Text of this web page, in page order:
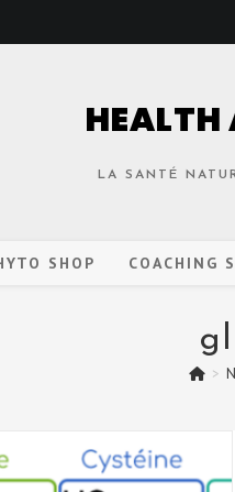
HEALTH
LA SANTÉ
SHOP COACHING
>